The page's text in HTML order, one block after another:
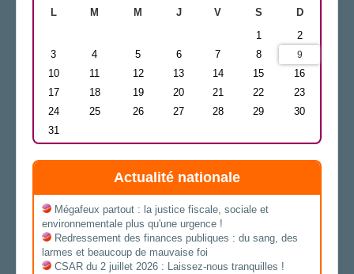
L M M J V S
D
1
2
3
4 5 6 7 8 9
10 11 12 13 14 15
16
17
18 19 20 21 22
23
24
25 26 27 28 29
30
31
Actualité nationale
Mégafeux partout : la justice fiscale, sociale et
environnementale plus qu'une urgence !
Redressement des finances publiques : du sang, des
larmes et beaucoup de mauvaise foi
CSAR du 2 juillet 2026 : Laissez-nous tranquilles !